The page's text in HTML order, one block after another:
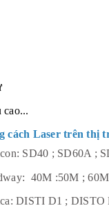
cao...
cách Laser trên thị
SD40 ; SD60A ;
40M :50M ;
DISTI D1 ;